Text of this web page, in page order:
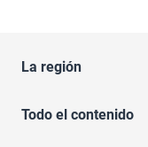
La región
Todo el contenido